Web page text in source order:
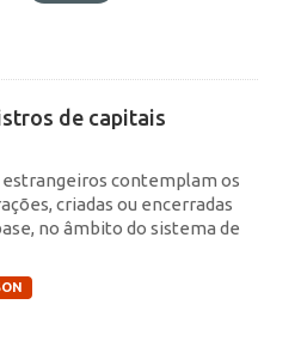
de capitais
contemplam os
criadas ou encerradas
no âmbito do sistema de